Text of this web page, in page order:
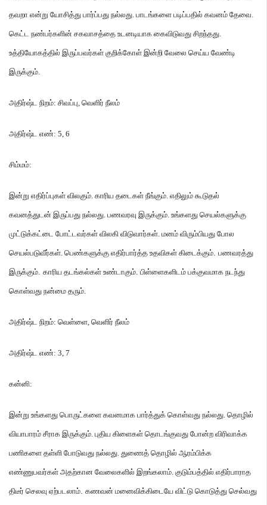
தவறா என்று யோசித்து பார்ப்பது நல்லது. பாடங்களை படிப்பதில் கவனம் தேவை.
கெட்ட நண்பர்களின் சகவாசத்தை உடனடியாக கைவிடுவது சிறந்தது.
உத்தியோகத்தில் இருப்பவர்கள் குறிக்கோள் இன்றி வேலை செய்ய வேண்டி
இருக்கும்.
அதிர்ஷ்ட நிறம்: சிவப்பு, வெளிர் நீலம்
அதிர்ஷ்ட எண்: 5, 6
சிம்மம்:
இன்று எதிர்ப்புகள் விலகும். காரிய தடைகள் நீங்கும். எதிலும் கூடுதல்
கவனத்துடன் இருப்பது நல்லது. பணவரவு இருக்கும். உங்களது செயல்களுக்கு
முட்டுக்கட்டை போட்டவர்கள் விலகி விடுவார்கள். மனம் விரும்பியது போல
செயல்படுவீர்கள். பெண்களுக்கு எதிர்பார்த்த உதவிகள் கிடைக்கும். பணவரத்து
இருக்கும். காரிய தடங்கல்கள் உண்டாகும். பிள்ளைகளிடம் பக்குவமாக நடந்து
கொள்வது நன்மை தரும்.
அதிர்ஷ்ட நிறம்: வெள்ளை, வெளிர் நீலம்
அதிர்ஷ்ட எண்: 3, 7
கன்னி:
இன்று உங்களது பொருட்களை கவனமாக பார்த்துக் கொள்வது நல்லது. தொழில்
வியாபாரம் சீராக இருக்கும். புதிய கிளைகள் தொடங்குவது போன்ற விரிவாக்க
பணிகளை தள்ளி போடுவது நல்லது. துணைத் தொழில் ஆரம்பிக்க
எண்ணுபவர்கள் அதற்கான வேலைகளில் இறங்கலாம். குடும்பத்தில் எதிர்பாராத
திடீர் செலவு ஏற்படலாம். கணவன் மனைவிக்கிடையே விட்டு கொடுத்து செல்வது